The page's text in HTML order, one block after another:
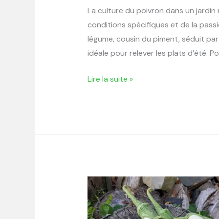
La culture du poivron dans un jardin
conditions spécifiques et de la
légume, cousin du piment, séduit
idéale pour relever les plats d’été.
Lire la suite »
Comment
réussir
la